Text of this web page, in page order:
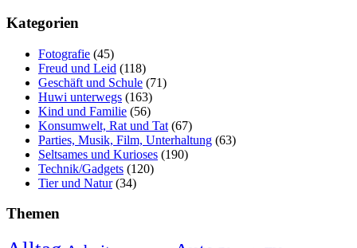
Kategorien
Fotografie (45)
Freud und Leid (118)
Geschäft und Schule (71)
Huwi unterwegs (163)
Kind und Familie (56)
Konsumwelt, Rat und Tat (67)
Parties, Musik, Film, Unterhaltung (63)
Seltsames und Kurioses (190)
Technik/Gadgets (120)
Tier und Natur(34)
Themen